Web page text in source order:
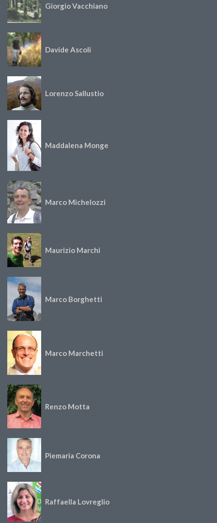
Giorgio Vacchiano
Davide Ascoli
Lorenzo Sallustio
Maddalena Monge
Marco Michelozzi
Maurizio Marchi
Marco Borghetti
Marco Marchetti
Renzo Motta
Piemaria Corona
Raffaella Lovreglio